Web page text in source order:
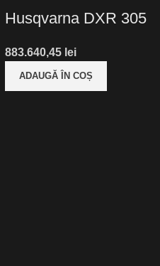
Husqvarna DXR 305
lei
ADAUGĂ ÎN COȘ